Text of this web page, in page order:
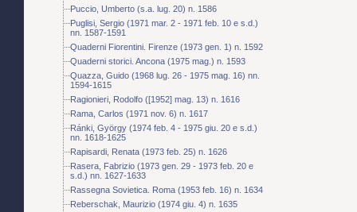
Puccio, Umberto (s.a. lug. 20) n. 1586
Puglisi, Sergio (1971 mar. 2 - 1971 feb. 10 e s.d.)
nn. 1587-1591
Quaderni Fiorentini. Firenze (1973 gen. 1) n. 1592
Quaderni storici. Ancona (1975 mag.) n. 1593
Quazza, Guido (1968 lug. 26 - 1975 mag. 16) nn.
1594-1615
Ragionieri, Rodolfo ([1952] mag. 13) n. 1616
Rama, Carlos (1971 nov. 6) n. 1617
Ránki, György (1974 feb. 4 - 1975 giu. 20 e s.d.)
nn. 1618-1625
Rapisardi, Renata (1973 feb. 25) n. 1626
Rasera, Fabrizio (1973 gen. 29 - 1973 feb. 20 e
s.d.) nn. 1627-1633
Rassegna Sovietica. Roma (1953 feb. 16) n. 1634
Reberschak, Maurizio (1974 giu. 4) n. 1635